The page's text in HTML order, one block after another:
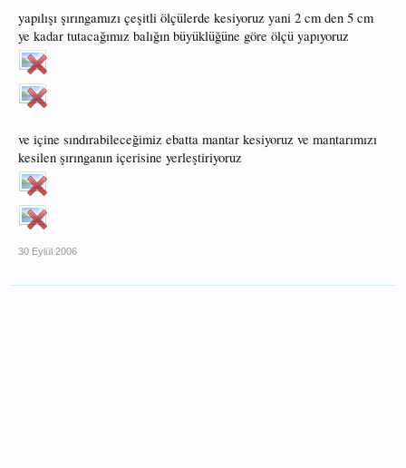
yapılışı şırıngamızı çeşitli ölçülerde kesiyoruz yani 2 cm den 5 cm
ye kadar tutacağımız balığın büyüklüğüne göre ölçü yapıyoruz
ve içine sındırabileceğimiz ebatta mantar kesiyoruz ve mantarımızı
kesilen şırınganın içerisine yerleştiriyoruz
30 Eylül 2006